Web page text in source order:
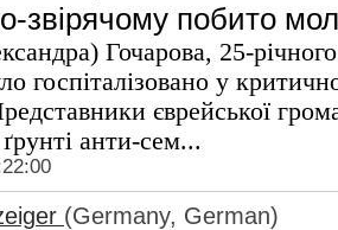
звірячому побито
Гочарова, 25-
госпіталізовано у
єврейської
анти-сем...
(Germany, German)